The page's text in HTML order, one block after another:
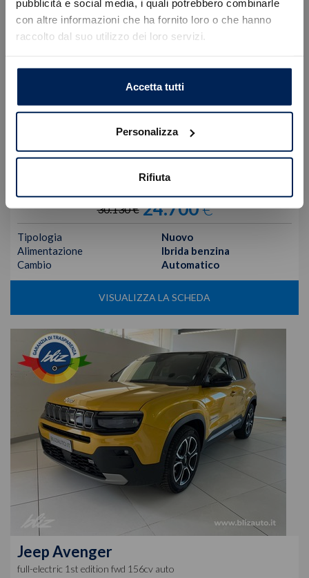
pubblicità e social media, i quali potrebbero combinarle
con altre informazioni che ha fornito loro o che hanno
raccolto dal suo utilizzo dei loro servizi.
Accetta tutti
Personalizza
Rifiuta
Jeep
Mhev My25 Altitude 1.2 100cv Dct Mhev
30.130 € 24.700€
Tipologia
Nuovo
Alimentazione
Ibrida benzina
Cambio
Automatico
VISUALIZZA LA SCHEDA
JeepAvenger
full-electric 1st edition fwd 156cv auto
Caricamento veicoli non riuscito